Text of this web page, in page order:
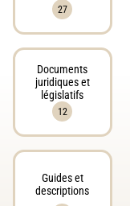
27
Documents
juridiques et
législatifs
12
Guides et
descriptions